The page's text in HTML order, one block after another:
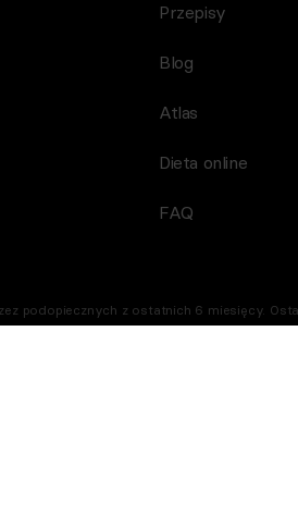
Przepisy
Blog
Atlas
Dieta online
FAQ
podopiecznych z ostatnich 6 miesięcy.